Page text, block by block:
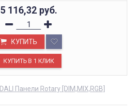
5 116,32 руб.
КУПИТЬ
DALI Панели Rotary [DIM,MIX,RGB]